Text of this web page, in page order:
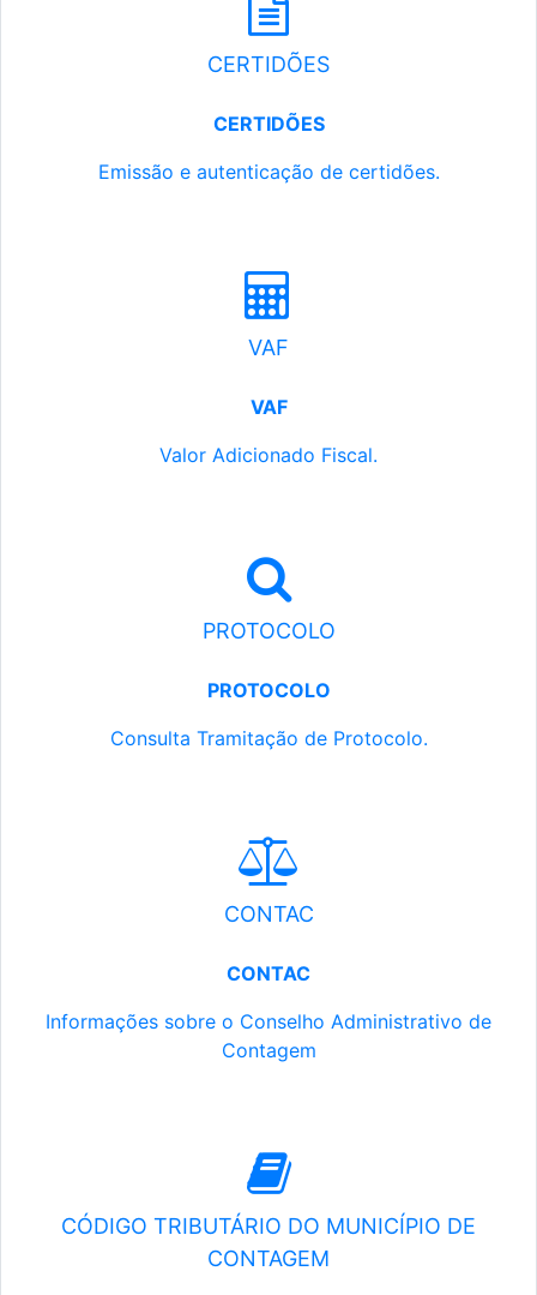
CERTIDÕES
CERTIDÕES
Emissão e autenticação de certidões.
VAF
VAF
Valor Adicionado Fiscal.
PROTOCOLO
PROTOCOLO
Consulta Tramitação de Protocolo.
CONTAC
CONTAC
Informações sobre o Conselho Administrativo de
Contagem
CÓDIGO TRIBUTÁRIO DO MUNICÍPIO DE
CONTAGEM